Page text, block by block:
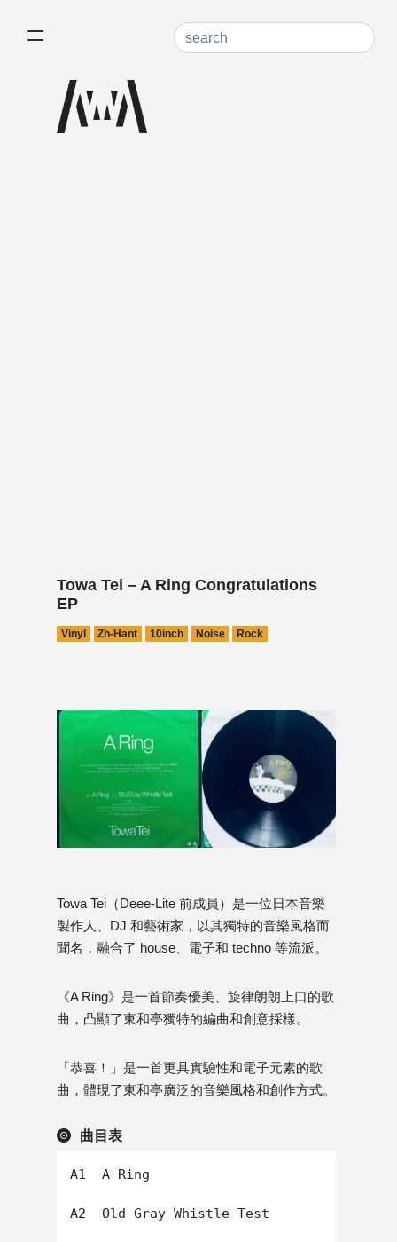
Towa Tei – A Ring Congratulations
EP
Vinyl Zh-Hant 10inch Noise Rock
Towa Tei（Deee-Lite 前成員）是一位日本音樂
製作人、DJ 和藝術家，以其獨特的音樂風格而
聞名，融合了 house、電子和 techno 等流派。
《A Ring》是一首節奏優美、旋律朗朗上口的歌
曲，凸顯了東和亭獨特的編曲和創意採樣。
「恭喜！」是一首更具實驗性和電子元素的歌
曲，體現了東和亭廣泛的音樂風格和創作方式。
曲目表
A1  A Ring
A2  Old Gray Whistle Test